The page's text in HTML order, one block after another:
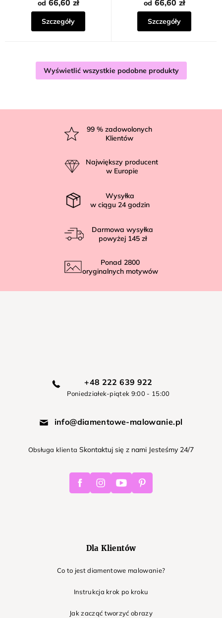
od 66,60 zł
Szczegóły
od 66,60 zł
Szczegóły
Wyświetlić wszystkie podobne produkty
99 % zadowolonych
Klientów
Największy producent
w Europie
Wysyłka
w ciągu 24 godzin
Darmowa wysyłka
powyżej 145 zł
Ponad 2800
oryginalnych motywów
+48 222 639 922
Poniedziałek-piątek 9:00 - 15:00
info@diamentowe-malowanie.pl
Obsługa klienta Skontaktuj się z nami Jesteśmy 24/7
FacebookInstagramYoutube Pinterest
Dla Klientów
Co to jest diamentowe malowanie?
Instrukcja krok po kroku
Jak zacząć tworzyć obrazy